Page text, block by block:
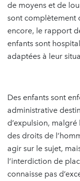
de moyens et de
sont complètement
encore, le rapport
enfants sont
adaptées à leur
Des enfants sont
administrative
d’expulsion,
des droits de
agir sur le sujet,
l’interdiction de
connaisse pas